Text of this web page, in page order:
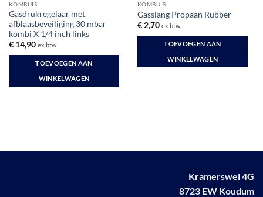
KOMBUIS
Gasdrukregelaar met
afblaasbeveiliging 30 mbar
kombi X 1/4 inch links
€14,90 ex btw
TOEVOEGEN AAN
WINKELWAGEN
KOMBUIS
Gasslang Propaan Rubber
€2,70 ex btw
TOEVOEGEN AAN
WINKELWAGEN
Kramerswei 4G
8723 EW Koudum